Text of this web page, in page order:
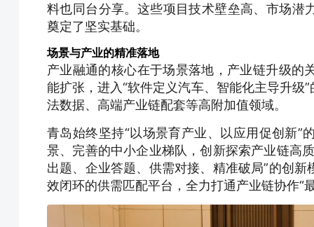
料也同台分享。这些项目技术壁垒高、市场潜
奠定了坚实基础。
场景与产业的精准落地
产业融通的核心在于场景落地，产业链升级的
能扩张，进入“软件定义汽车、智能化主导升级
法数据、高端产业链配套等高附加值领域。
青岛始终坚持“以场景育产业、以应用促创新”
景、完善的中小企业梯队，创新探索产业链高
出题、企业答题、供需对接、精准破局”的创
效闭环的供需匹配平台，全力打通产业链协作“